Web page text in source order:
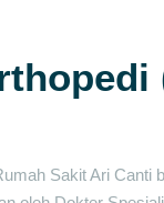
Sakit Ari Canti